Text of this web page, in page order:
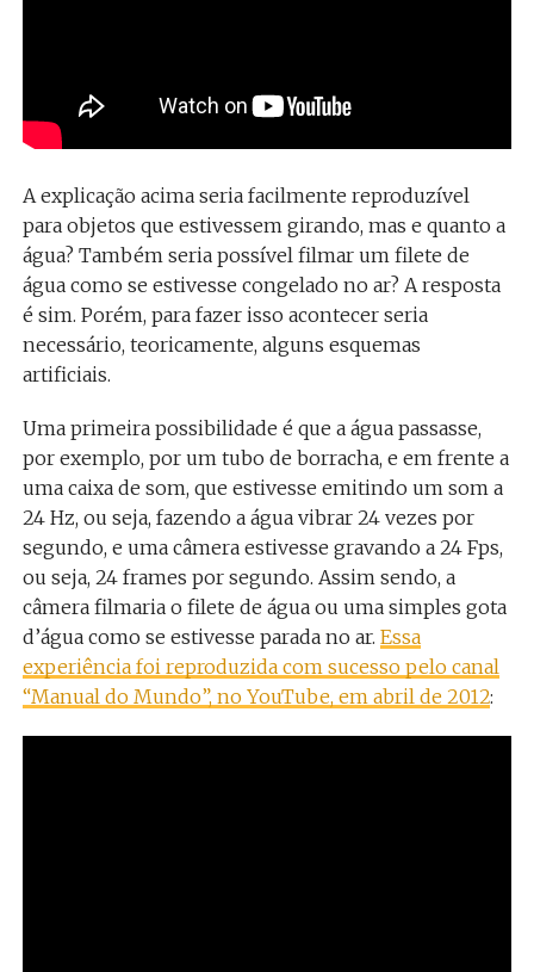
A explicação acima seria facilmente reproduzível
para objetos que estivessem girando, mas e quanto a
água? Também seria possível filmar um filete de
água como se estivesse congelado no ar? A resposta
é sim. Porém, para fazer isso acontecer seria
necessário, teoricamente, alguns esquemas
artificiais.
Uma primeira possibilidade é que a água passasse,
por exemplo, por um tubo de borracha, e em frente a
uma caixa de som, que estivesse emitindo um som a
24 Hz, ou seja, fazendo a água vibrar 24 vezes por
segundo, e uma câmera estivesse gravando a 24 Fps,
ou seja, 24 frames por segundo. Assim sendo, a
câmera filmaria o filete de água ou uma simples gota
d’água como se estivesse parada no ar. Essa
experiência foi reproduzida com sucesso pelo canal
“Manual do Mundo”, no YouTube, em abril de 2012: